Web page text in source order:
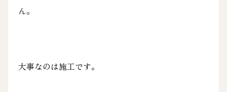
ん。
大事なのは施工です。